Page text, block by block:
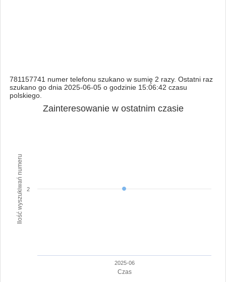
781157741 numer telefonu szukano w sumię 2 razy. Ostatni raz
szukano go dnia 2025-06-05 o godzinie 15:06:42 czasu
polskiego.
Czas
Ilość wyszukiwań numeru
Zainteresowanie w ostatnim czasie
2025-06
2